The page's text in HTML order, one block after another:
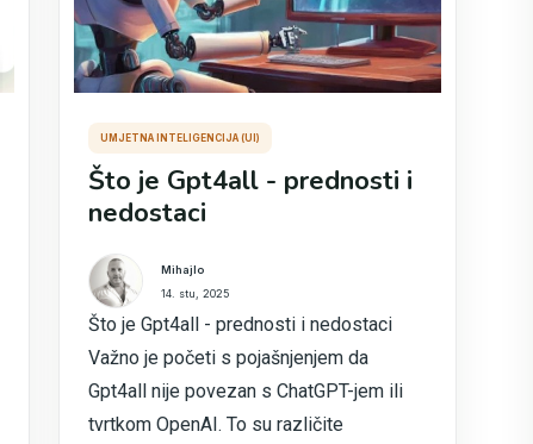
UMJETNA INTELIGENCIJA (UI)
Što je Gpt4all - prednosti i
nedostaci
Mihajlo
14. stu, 2025
Što je Gpt4all - prednosti i nedostaci
Važno je početi s pojašnjenjem da
Gpt4all nije povezan s ChatGPT-jem ili
tvrtkom OpenAI. To su različite